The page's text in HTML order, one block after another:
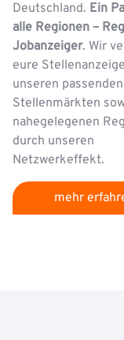
Deutschland. Ein
alle Regionen –
Jobanzeiger. Wir
eure
unseren passenden
Stellenmärkten
nahegelegenen
durch unseren
Netzwerkeffekt.
mehr